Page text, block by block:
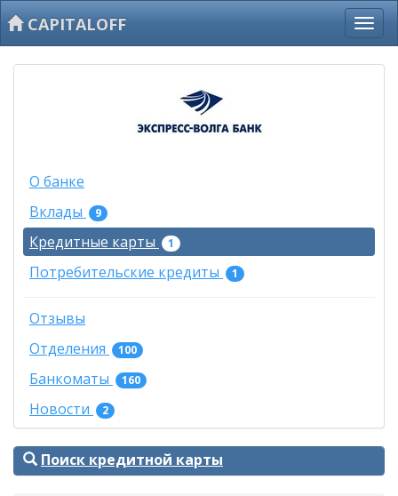
CAPITALOFF
О банке
Вклады
9
Кредитные карты 1
Потребительские кредиты 1
Отзывы
Отделения
100
Банкоматы 160
Новости 2
Поиск кредитной карты